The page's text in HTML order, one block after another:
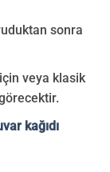
sonra
veya klasik
kağıdı